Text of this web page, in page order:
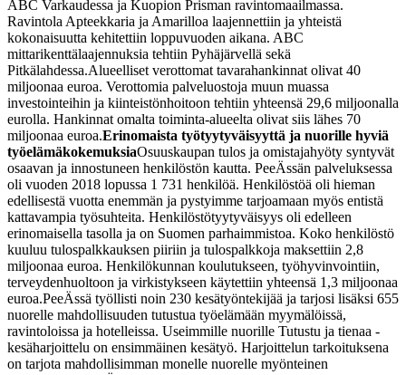
ABC Varkaudessa ja Kuopion Prisman ravintomaailmassa.
Ravintola Apteekkaria ja Amarilloa laajennettiin ja yhteistä
kokonaisuutta kehitettiin loppuvuoden aikana. ABC
mittarikenttälaajennuksia tehtiin Pyhäjärvellä sekä
Pitkälahdessa.Alueelliset verottomat tavarahankinnat olivat 40
miljoonaa euroa. Verottomia palveluostoja muun muassa
investointeihin ja kiinteistönhoitoon tehtiin yhteensä 29,6 miljoonalla
eurolla. Hankinnat omalta toiminta-alueelta olivat siis lähes 70
miljoonaa euroa.Erinomaista työtyytyväisyyttä ja nuorille hyviä
työelämäkokemuksiaOsuuskaupan tulos ja omistajahyöty syntyvät
osaavan ja innostuneen henkilöstön kautta. PeeÄssän palveluksessa
oli vuoden 2018 lopussa 1 731 henkilöä. Henkilöstöä oli hieman
edellisestä vuotta enemmän ja pystyimme tarjoamaan myös entistä
kattavampia työsuhteita. Henkilöstötyytyväisyys oli edelleen
erinomaisella tasolla ja on Suomen parhaimmistoa. Koko henkilöstö
kuuluu tulospalkkauksen piiriin ja tulospalkkoja maksettiin 2,8
miljoonaa euroa. Henkilökunnan koulutukseen, työhyvinvointiin,
terveydenhuoltoon ja virkistykseen käytettiin yhteensä 1,3 miljoonaa
euroa.PeeÄssä työllisti noin 230 kesätyöntekijää ja tarjosi lisäksi 655
nuorelle mahdollisuuden tutustua työelämään myymälöissä,
ravintoloissa ja hotelleissa. Useimmille nuorille Tutustu ja tienaa -
kesäharjoittelu on ensimmäinen kesätyö. Harjoittelun tarkoituksena
on tarjota mahdollisimman monelle nuorelle myönteinen